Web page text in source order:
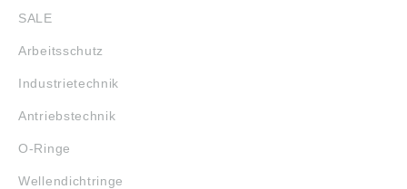
SALE
Arbeitsschutz
Industrietechnik
Antriebstechnik
O-Ringe
Wellendichtringe